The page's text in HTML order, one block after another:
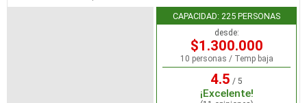
CAPACIDAD: 225 PERSONAS
desde:
$1.300.000
10 personas / Temp baja
4.5 / 5
¡Excelente!